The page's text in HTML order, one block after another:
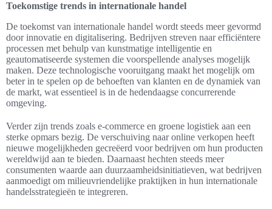
Toekomstige trends in internationale handel
De toekomst van internationale handel wordt steeds meer gevormd
door innovatie en digitalisering. Bedrijven streven naar efficiëntere
processen met behulp van kunstmatige intelligentie en
geautomatiseerde systemen die voorspellende analyses mogelijk
maken. Deze technologische vooruitgang maakt het mogelijk om
beter in te spelen op de behoeften van klanten en de dynamiek van
de markt, wat essentieel is in de hedendaagse concurrerende
omgeving.
Verder zijn trends zoals e-commerce en groene logistiek aan een
sterke opmars bezig. De verschuiving naar online verkopen heeft
nieuwe mogelijkheden gecreëerd voor bedrijven om hun producten
wereldwijd aan te bieden. Daarnaast hechten steeds meer
consumenten waarde aan duurzaamheidsinitiatieven, wat bedrijven
aanmoedigt om milieuvriendelijke praktijken in hun internationale
handelsstrategieën te integreren.